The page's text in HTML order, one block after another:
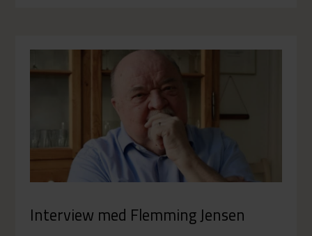
Interview med Flemming Jensen